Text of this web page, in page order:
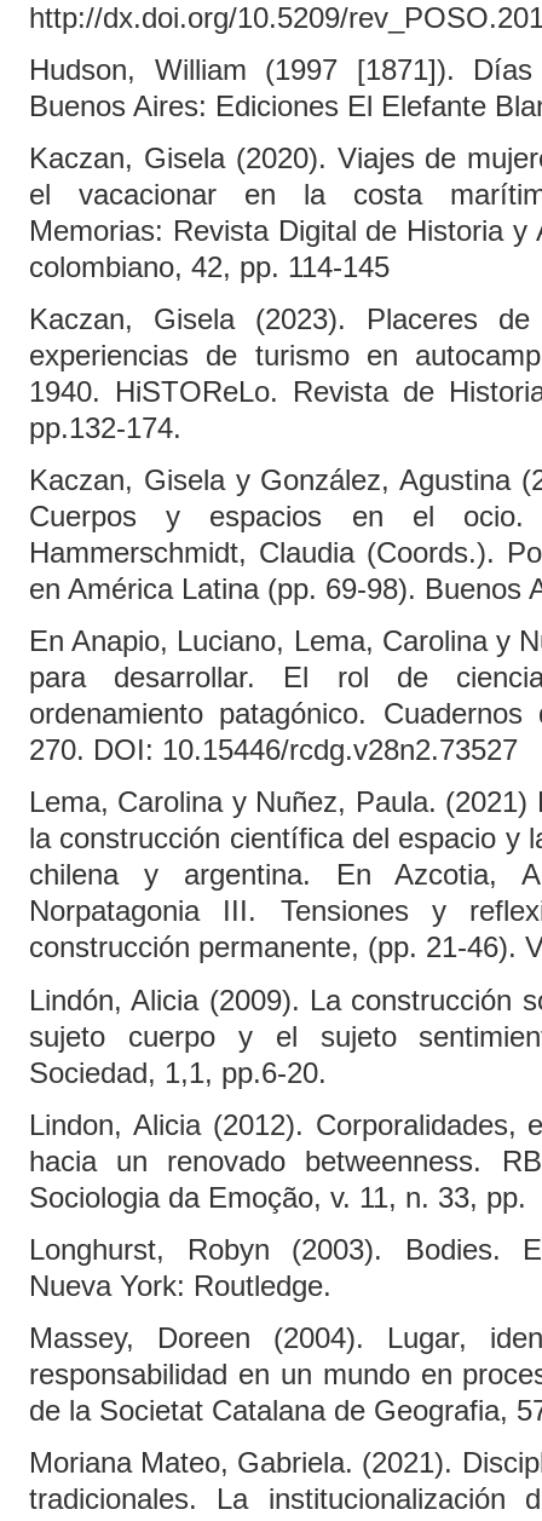
http://dx.doi.org/10.5209/
Hudson, William (1997 [1871]).
Buenos Aires: Ediciones El Elefante
Kaczan, Gisela (2020). Viajes de
el vacacionar en la costa
Memorias: Revista Digital de Historia y
colombiano, 42, pp. 114-145
Kaczan, Gisela (2023). Placeres
experiencias de turismo en
1940. HiSTOReLo. Revista de
pp.132-174.
Kaczan, Gisela y González, Agustina
Cuerpos y espacios en el ocio.
Hammerschmidt, Claudia (Coords.).
en América Latina (pp. 69-98). Buenos
En Anapio, Luciano, Lema, Carolina y
para desarrollar. El rol de
ordenamiento patagónico.
270. DOI: 10.15446/rcdg.v28n2.73527
Lema, Carolina y Nuñez, Paula.
la construcción científica del espacio y
chilena y argentina. En Azcotia,
Norpatagonia III. Tensiones y
construcción permanente, (pp. 21-46).
Lindón, Alicia (2009). La construcción
sujeto cuerpo y el sujeto
Sociedad, 1,1, pp.6-20.
Lindon, Alicia (2012). Corporalidades,
hacia un renovado betweenness.
Sociologia da Emoção, v. 11, n. 33, pp.
Longhurst, Robyn (2003). Bodies.
Nueva York: Routledge.
Massey, Doreen (2004). Lugar,
responsabilidad en un mundo en
de la Societat Catalana de Geografia,
Moriana Mateo, Gabriela. (2021).
tradicionales. La